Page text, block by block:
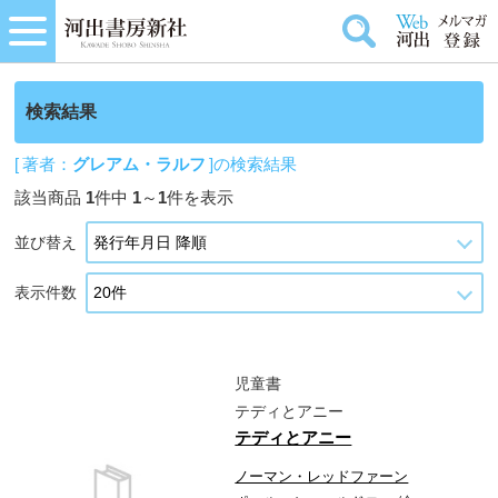
検索結果
[ 著者： グレアム・ラルフ ]の検索結果
該当商品 1件中 1～ 1件を表示
並び替え
表示件数
児童書
テディとアニー
テディとアニー
ノーマン・レッドファーン